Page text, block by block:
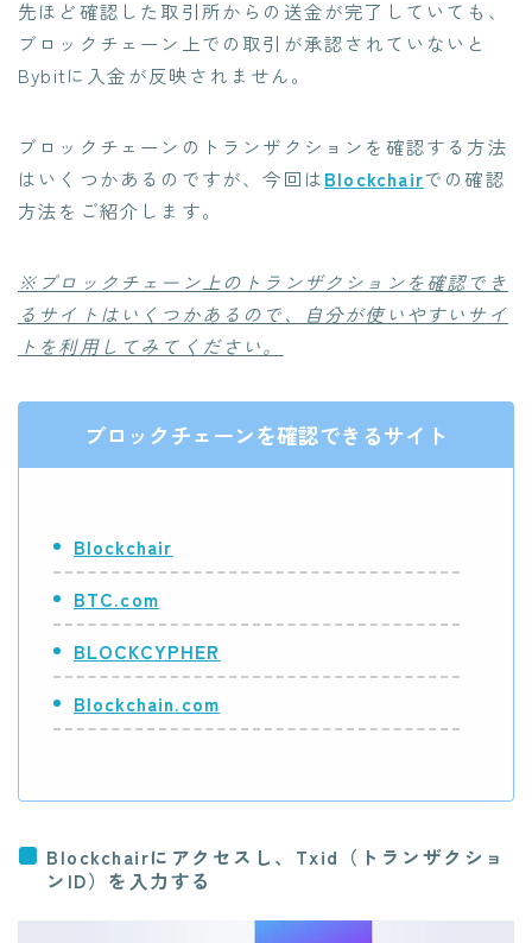
先ほど確認した取引所からの送金が完了していても、
ブロックチェーン上での取引が承認されていないと
Bybitに入金が反映されません。
ブロックチェーンのトランザクションを確認する方法
はいくつかあるのですが、今回はBlockchairでの確認
方法をご紹介します。
※ブロックチェーン上のトランザクションを確認でき
るサイトはいくつかあるので、自分が使いやすいサイ
トを利用してみてください。
ブロックチェーンを確認できるサイト
Blockchair
BTC.com
BLOCKCYPHER
Blockchain.com
Blockchairにアクセスし、Txid（トランザクショ
ンID）を入力する